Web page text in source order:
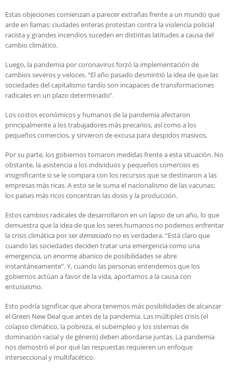
Estas objeciones comienzan a parecer extrañas frente a un mundo que
arde en llamas: ciudades enteras protestan contra la violencia policial
racista y grandes incendios suceden en distintas latitudes a causa del
cambio climático.
Luego, la pandemia por coronavirus forzó la implementación de
cambios severos y veloces. “El año pasado desmintió la idea de que las
sociedades del capitalismo tardío son incapaces de transformaciones
radicales en un plazo determinado”.
Los costos económicos y humanos de la pandemia afectaron
principalmente a los trabajadores más precarios, así como a los
pequeños comercios, y sirvieron de excusa para despidos masivos.
Por su parte, los gobiernos tomaron medidas frente a esta situación. No
obstante, la asistencia a los individuos y pequeños comercios es
insignificante si se le compara con los recursos que se destinaron a las
empresas más ricas. A esto se le suma el nacionalismo de las vacunas:
los países más ricos concentran las dosis y la producción.
Estos cambios radicales de desarrollaron en un lapso de un año, lo que
demuestra que la idea de que los seres humanos no podemos enfrentar
la crisis climática por serdemasiado no es verdadera. “Está claro que
cuando las sociedades deciden tratar una emergencia como una
emergencia, un enorme abanico de posibilidades se abre
instantáneamente”. Y, cuando las personas entendemos que los
gobiernos actúan a favor de la vida, aportamos a la causa con
entusiasmo.
Esto podría significar que ahora tenemos más posibilidades de alcanzar
el Green New Deal que antes de la pandemia. Las múltiples crisis (el
colapso climático, la pobreza, el subempleo y los sistemas de
dominación racial y de género) deben abordarse juntas. La pandemia
nos demostró el por qué las respuestas requieren un enfoque
interseccional y multifacético.